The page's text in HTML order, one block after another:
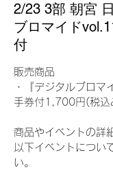
2/23 3部 朝宮
ブロマイド
付
販売商品
・『デジタルブロ
手券付1,700円(税込
商品やイベントの詳
以下イベントについ
い。